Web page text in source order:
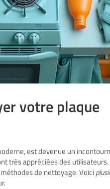
votre plaque
est devenue un
très appréciées des
de nettoyage. Voici